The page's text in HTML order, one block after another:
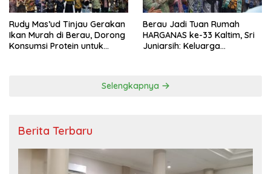
Rudy Mas’ud Tinjau Gerakan
Ikan Murah di Berau, Dorong
Konsumsi Protein untuk
Berau Jadi Tuan Rumah
HARGANAS ke-33 Kaltim, Sri
Juniarsih: Keluarga
Selengkapnya
Berita Terbaru